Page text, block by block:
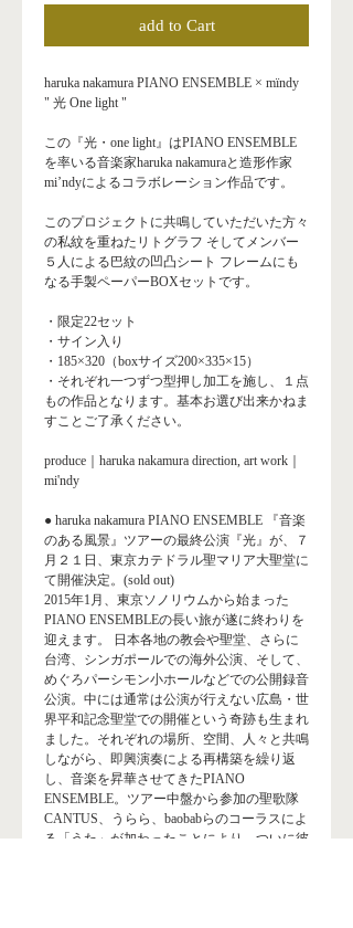
add to Cart
haruka nakamura PIANO ENSEMBLE × mïndy
" 光 One light "
この『光・one light』はPIANO ENSEMBLE
を率いる音楽家haruka nakamuraと造形作家
mi’ndyによるコラボレーション作品です。
このプロジェクトに共鳴していただいた方々
の私紋を重ねたリトグラフ そしてメンバー
５人による巴紋の凹凸シート フレームにも
なる手製ペーパーBOXセットです。
・限定22セット
・サイン入り
・185×320（boxサイズ200×335×15）
・それぞれ一つずつ型押し加工を施し、１点
もの作品となります。基本お選び出来かねま
すことご了承ください。
produce｜haruka nakamura ​direction, art work｜
mi'ndy
● haruka nakamura PIANO ENSEMBLE 『音楽
のある風景』ツアーの最終公演『光』が、７
月２１日、東京カテドラル聖マリア大聖堂に
て開催決定。(sold out)
2015年1月、東京ソノリウムから始まった
PIANO ENSEMBLEの長い旅が遂に終わりを
迎えます。 日本各地の教会や聖堂、さらに
台湾、シンガポールでの海外公演、そして、
めぐろパーシモン小ホールなどでの公開録音
公演。中には通常は公演が行えない広島・世
界平和記念聖堂での開催という奇跡も生まれ
ました。それぞれの場所、空間、人々と共鳴
しながら、即興演奏による再構築を繰り返
し、音楽を昇華させてきたPIANO
ENSEMBLE。ツアー中盤から参加の聖歌隊
CANTUS、うらら、baobabらのコーラスによ
る「うた」が加わったことにより、ついに彼